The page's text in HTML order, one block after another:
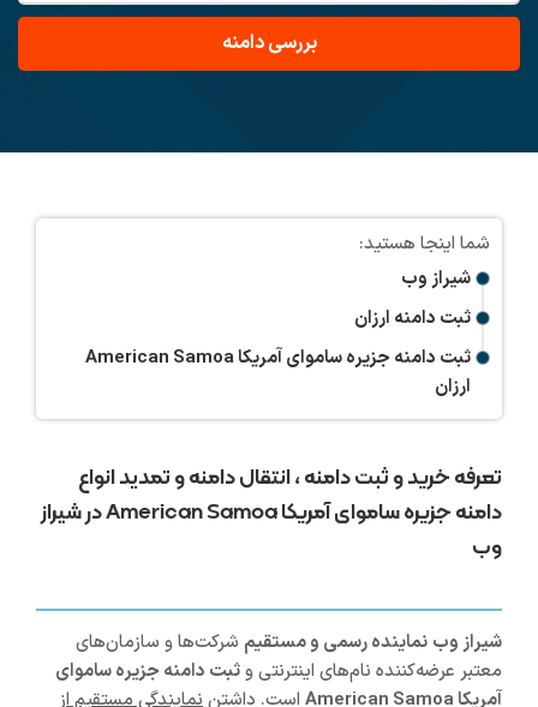
شیراز وب
ثبت دامنه ارزان
ثبت دامنه جزیره ساموای آمریکا American Samoa
ارزان
تعرفه خرید و ثبت دامنه ، انتقال دامنه و تمدید انواع
دامنه جزیره ساموای آمریکا American Samoa در شیراز
وب
شیرازوب نماینده رسمی و مستقیم شرکت‌ها و سازمان‌های
معتبر عرضه‌کننده نام‌های اینترنتی وثبت دامنه جزیره ساموای
آمریکا American Samoa
است. داشتننمایندگی مستقیم از